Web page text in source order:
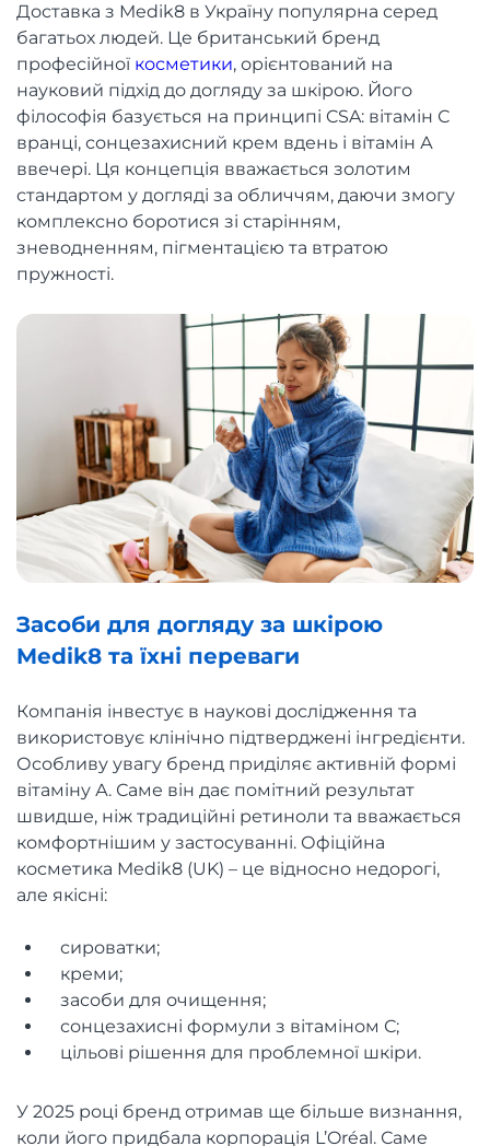
Доставка з Medik8 в Україну популярна серед
багатьох людей. Це британський бренд
професійної косметики, орієнтований на
науковий підхід до догляду за шкірою. Його
філософія базується на принципі CSA: вітамін С
вранці, сонцезахисний крем вдень і вітамін А
ввечері. Ця концепція вважається золотим
стандартом у догляді за обличчям, даючи змогу
комплексно боротися зі старінням,
зневодненням, пігментацією та втратою
пружності.
Засоби для догляду за шкірою
Medik8 та їхні переваги
Компанія інвестує в наукові дослідження та
використовує клінічно підтверджені інгредієнти.
Особливу увагу бренд приділяє активній формі
вітаміну А. Саме він дає помітний результат
швидше, ніж традиційні ретиноли та вважається
комфортнішим у застосуванні. Офіційна
косметика Medik8 (UK) – це відносно недорогі,
але якісні:
сироватки;
креми;
засоби для очищення;
сонцезахисні формули з вітаміном С;
цільові рішення для проблемної шкіри.
У 2025 році бренд отримав ще більше визнання,
коли його придбала корпорація L’Oréal. Саме